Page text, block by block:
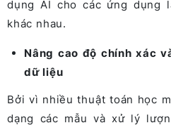
dụng AI cho các ứng dụng
khác nhau.
Nâng cao độ chính xác
dữ liệu
Bởi vì nhiều thuật toán học
dạng các mẫu và xử lý